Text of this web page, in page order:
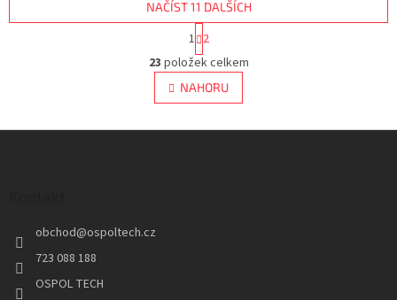
O
v
l
á
NAČÍST 11 DALŠÍCH
t
r
á
n
k
v
1 2
23 položek celkem
NAHORU
obchod@ospoltech.cz
723 088 188
OSPOL TECH